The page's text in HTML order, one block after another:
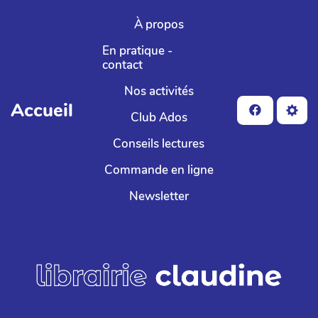
Aller au contenu principal
Accueil
À propos
En pratique -
contact
Nos activités
Club Ados
Conseils lectures
Commande en ligne
Newsletter